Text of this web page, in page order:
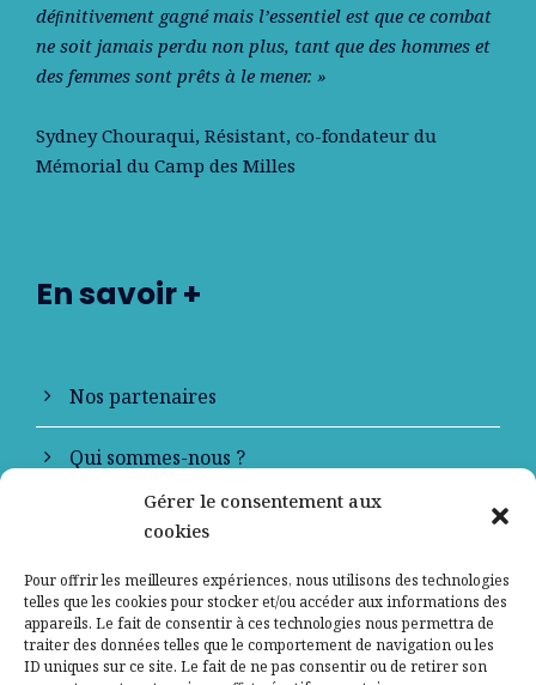
Gérer le consentement aux
cookies
Pour offrir les meilleures expériences, nous utilisons des technologies
telles que les cookies pour stocker et/ou accéder aux informations des
appareils. Le fait de consentir à ces technologies nous permettra de
traiter des données telles que le comportement de navigation ou les
ID uniques sur ce site. Le fait de ne pas consentir ou de retirer son
déﬁnitivement gagné mais l’essentiel est que ce combat
ne soit jamais perdu non plus, tant que des hommes et
des femmes sont prêts à le mener. »
Sydney Chouraqui, Résistant, co-fondateur du
Mémorial du Camp des Milles
En savoir +
Nos partenaires
Qui sommes-nous ?
Contactez-nous
Mentions légales
Politique de confidentialité